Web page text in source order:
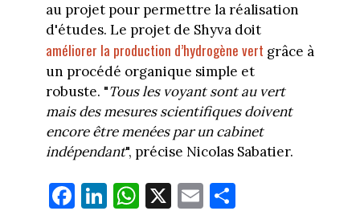
au projet pour permettre la réalisation
d'études. Le projet de Shyva doit
améliorer la production d’hydrogène vert grâce à
un procédé organique simple et
robuste. "Tous les voyant sont au vert
mais des mesures scientifiques doivent
encore être menées par un cabinet
indépendant", précise Nicolas Sabatier.
Fa Li W X E Pa